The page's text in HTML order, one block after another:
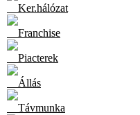
Ker.hálózat
Franchise
Piacterek
Állás
Távmunka